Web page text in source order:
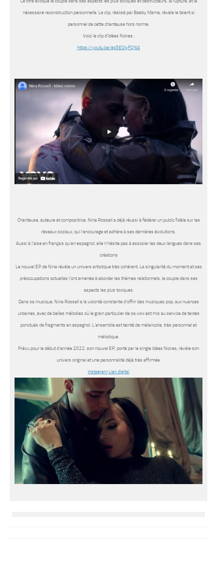
nécessaire reconstruction personnelle. Le clip, réalisé parBaeby Mama, révèle le talent si
personnel de cette chanteuse hors norme.
Voici le clip d’Idées Noires :
https://youtu.be/gp5E0lyFQNA
Chanteuse, auteure et compositrice, Nina Rossell a déjà réussi à fédérer un public fidèle sur les
réseaux sociaux, qui l’encourage et adhère à ses dernières évolutions.
Aussi à l’aise en français qu’en espagnol, elle n’hésite pas à associer les deux langues dans ses
créations
Le nouvel EP de Nina révèle un univers artistique très cohérent. La singularité du moment et ses
préoccupations actuelles l’ont amenée à aborder les thèmes relationnels, le couple dans ses
aspects les plus toxiques.
Dans sa musique, Nina Rossell a la volonté constante d’offrir des musiques pop, aux nuances
urbaines, avec de belles mélodies où le grain particulier de sa voix est mis au service de textes
ponctués de fragments en espagnol. L’ensemble est teinté de mélancolie, très personnel et
mélodique.
Prévu pour le début d’année 2022, son nouvel EP, porté par le single Idées Noires, révèle son
univers original et une personnalité déjà très affirmée.
InstagramLien digital